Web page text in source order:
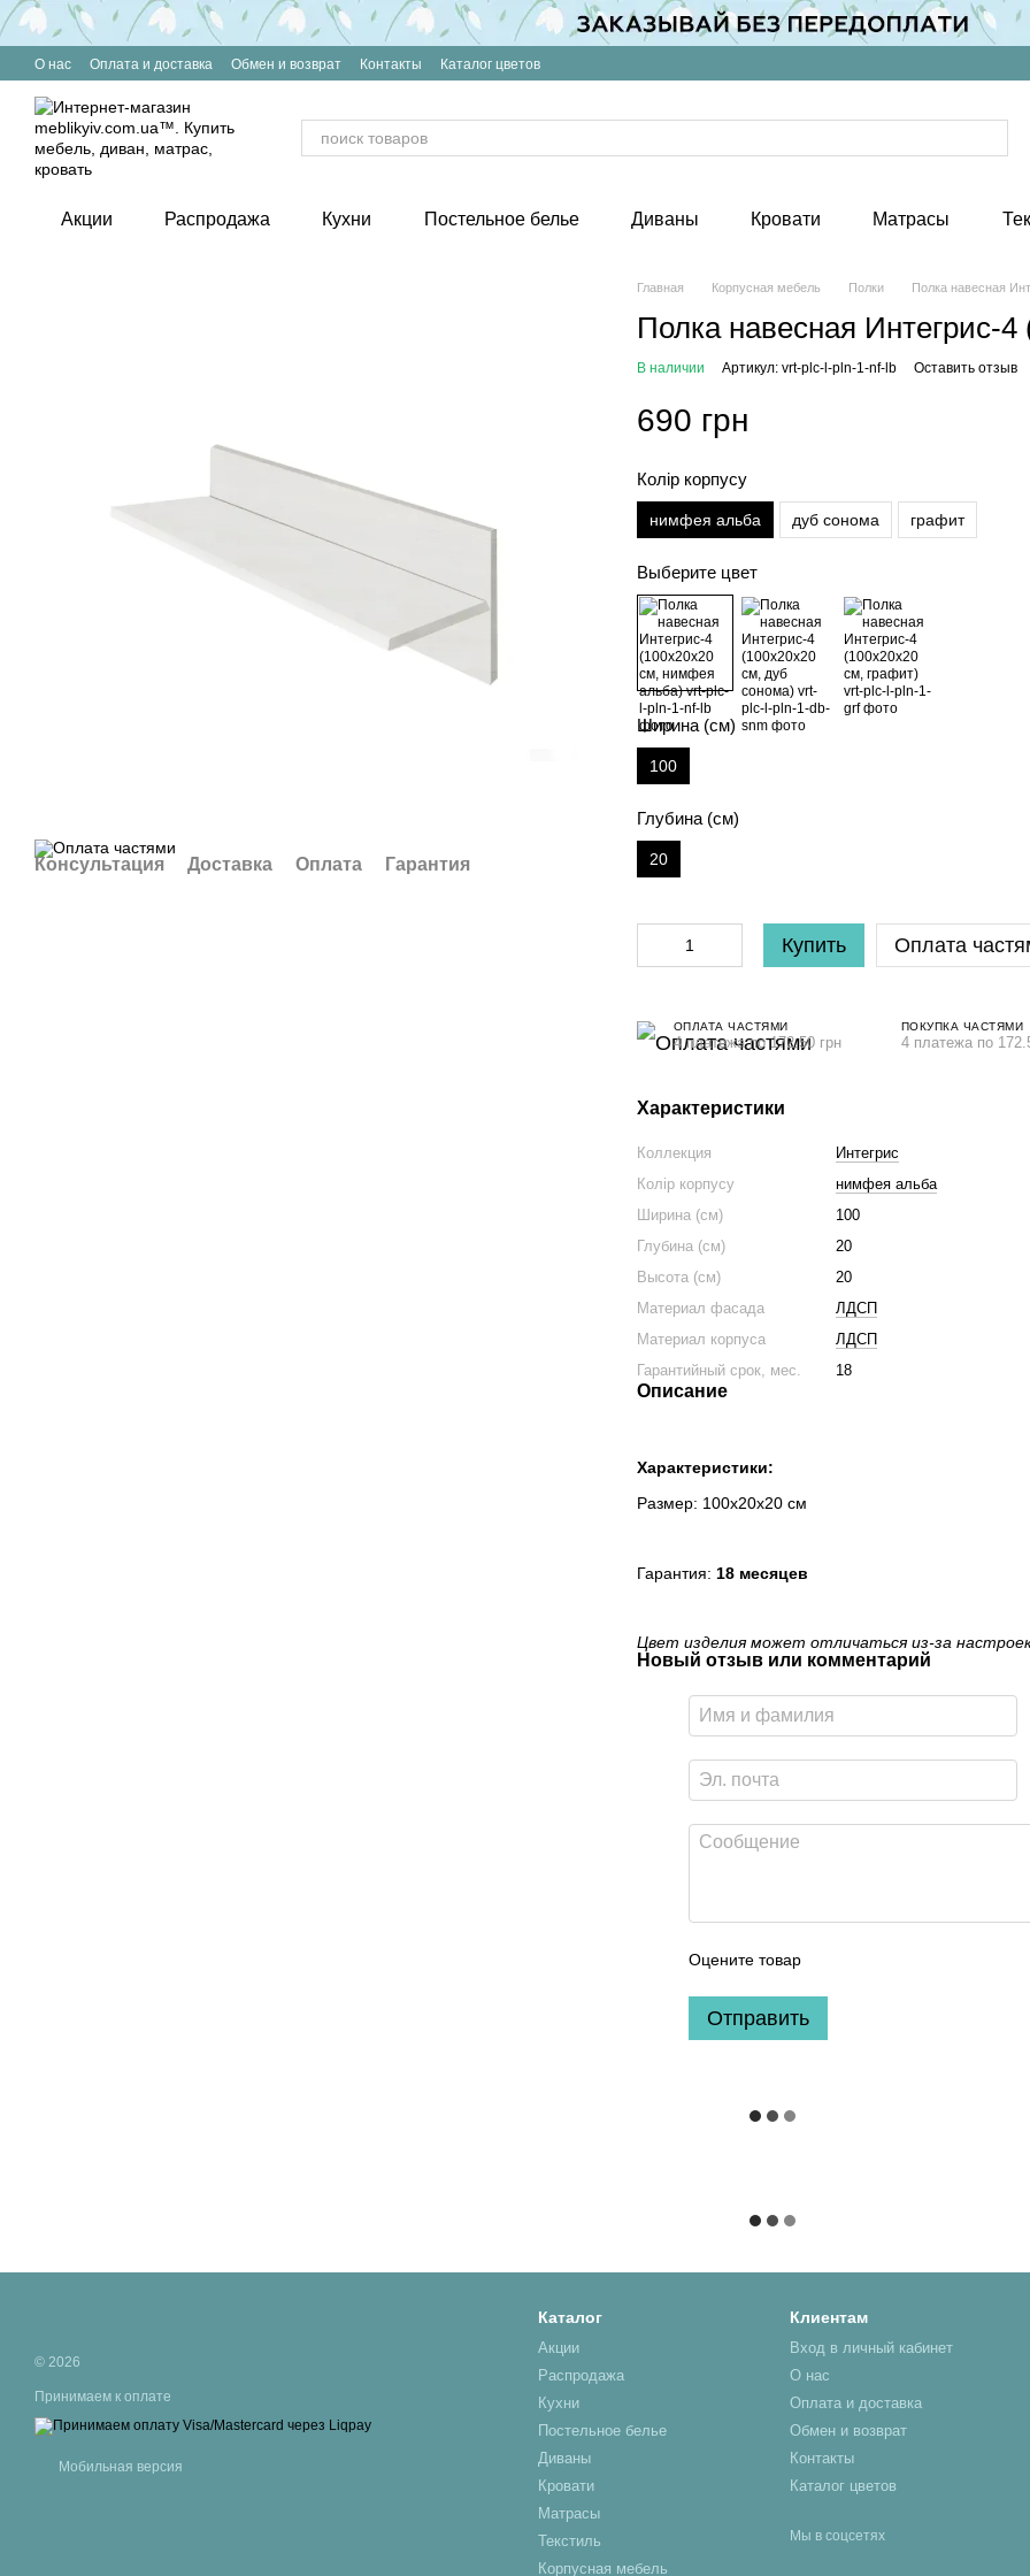
Перейти к основному контенту
О нас Оплата и доставка Обмен и возврат Контакты Каталог цветов
Акции Распродажа Кухни Постельное белье Диваны Кровати Матрасы
Консультация Доставка Оплата Гарантия
Главная Корпусная мебель Полки Полка навесная
Полка навесная Интегрис-
В наличии Артикул: vrt-plc-l-pln-1-nf-lb Оставить отзыв
690 грн
Колір корпусу
нимфея альба дуб сонома графит
Выберите цвет
Ширина (см)
100
Глубина (см)
20
Купить Оплата
ОПЛАТА ЧАСТЯМИ
4 платежа по 172.50 грн
ПОКУПКА ЧАСТЯМИ
4 платежа по
Характеристики
Коллекция
Интегрис
Колір корпусу
нимфея альба
Ширина (см)
100
Глубина (см)
20
Высота (см)
20
Материал фасада
ЛДСП
Материал корпуса
ЛДСП
Гарантийный срок, мес.
18
Описание
Характеристики:
Размер: 100х20х20 см
Гарантия: 18 месяцев
Цвет изделия может отличаться из-за
Новый отзыв или комментарий
Оцените товар
Отправить
© 2026
Принимаем к оплате
Мобильная версия
Каталог
Акции
Распродажа
Кухни
Постельное белье
Диваны
Кровати
Матрасы
Текстиль
Корпусная мебель
Клиентам
Вход в личный кабинет
О нас
Оплата и доставка
Обмен и возврат
Контакты
Каталог цветов
Мы в соцсетях